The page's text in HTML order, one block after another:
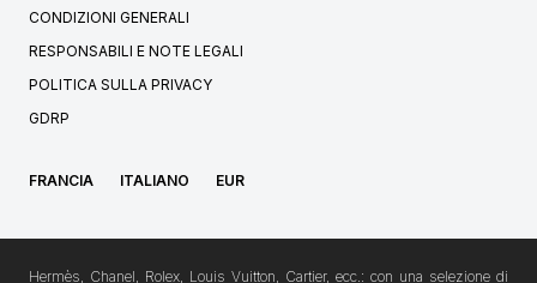
CONDIZIONI GENERALI
RESPONSABILI E NOTE LEGALI
POLITICA SULLA PRIVACY
GDRP
FRANCIA ITALIANO EUR
Hermès, Chanel, Rolex, Louis Vuitton, Cartier, ecc.: con una selezione di